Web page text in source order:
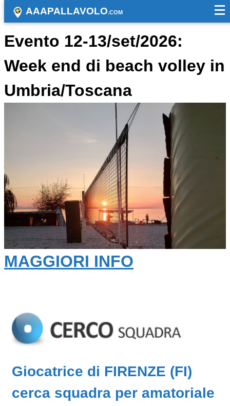
AAAPALLAVOLO.COM
Evento 12-13/set/2026:
Week end di beach volley in
Umbria/Toscana
MAGGIORI INFO
Giocatrice di FIRENZE (FI)
cerca squadra per amatoriale